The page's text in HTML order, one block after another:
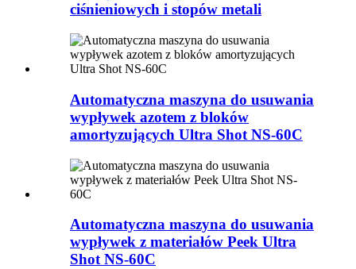
ciśnieniowych i stopów metali
Automatyczna maszyna do usuwania
wypływek azotem z bloków
amortyzujących Ultra Shot NS-60C
Automatyczna maszyna do usuwania
wypływek z materiałów Peek Ultra
Shot NS-60C